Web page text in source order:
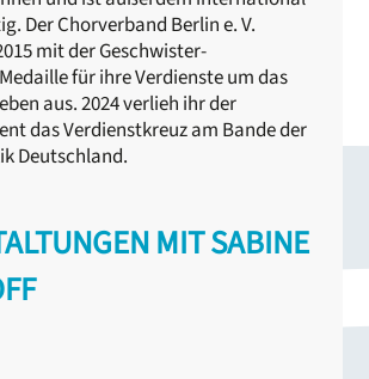
Der Chorverband Berlin e. V.
mit der Geschwister-
für ihre Verdienste um das
aus. 2024 verlieh ihr der
das Verdienstkreuz am Bande der
Deutschland.
MIT SABINE